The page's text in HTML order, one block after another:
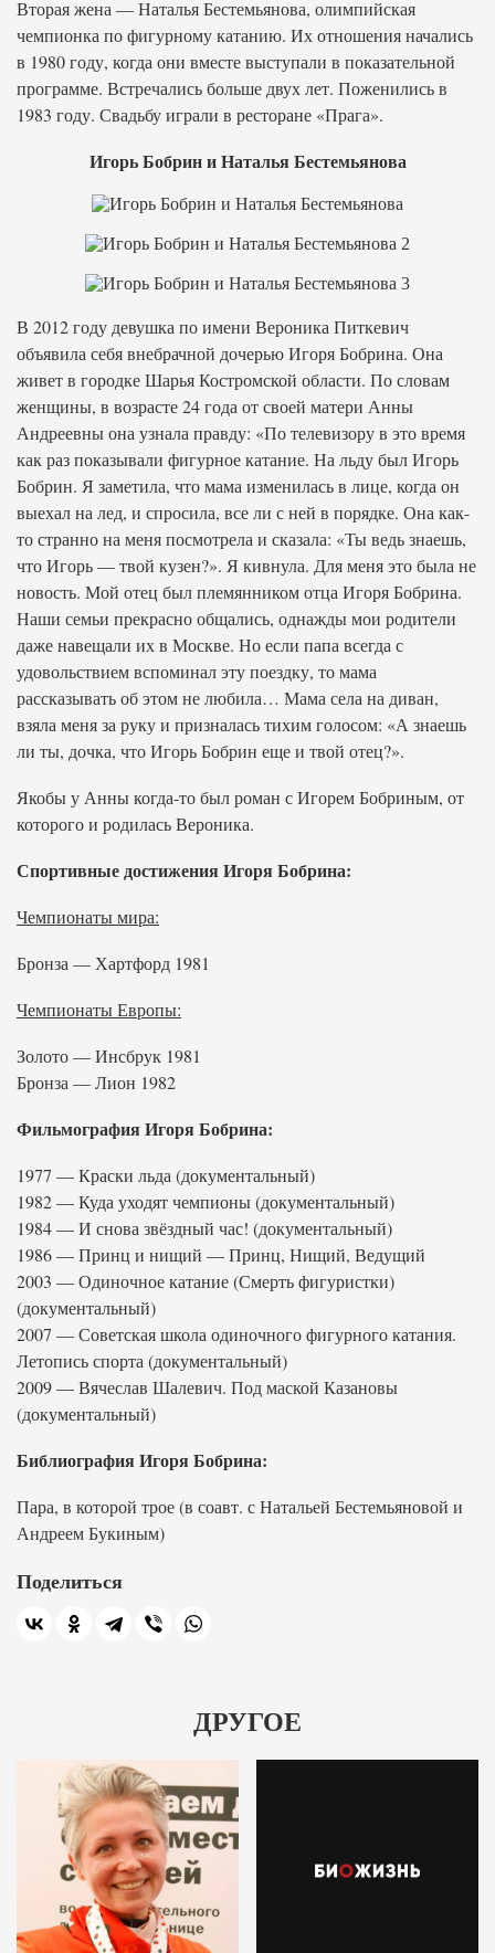
Вторая жена — Наталья Бестемьянова, олимпийская
чемпионка по фигурному катанию. Их отношения начались
в 1980 году, когда они вместе выступали в показательной
программе. Встречались больше двух лет. Поженились в
1983 году. Свадьбу играли в ресторане «Прага».
Игорь Бобрин и Наталья Бестемьянова
В 2012 году девушка по имени Вероника Питкевич
объявила себя внебрачной дочерью Игоря Бобрина. Она
живет в городке Шарья Костромской области. По словам
женщины, в возрасте 24 года от своей матери Анны
Андреевны она узнала правду: «По телевизору в это время
как раз показывали фигурное катание. На льду был Игорь
Бобрин. Я заметила, что мама изменилась в лице, когда он
выехал на лед, и спросила, все ли с ней в порядке. Она как-
то странно на меня посмотрела и сказала: «Ты ведь знаешь,
что Игорь — твой кузен?». Я кивнула. Для меня это была не
новость. Мой отец был племянником отца Игоря Бобрина.
Наши семьи прекрасно общались, однажды мои родители
даже навещали их в Москве. Но если папа всегда с
удовольствием вспоминал эту поездку, то мама
рассказывать об этом не любила… Мама села на диван,
взяла меня за руку и призналась тихим голосом: «А знаешь
ли ты, дочка, что Игорь Бобрин еще и твой отец?».
Якобы у Анны когда-то был роман с Игорем Бобриным, от
которого и родилась Вероника.
Спортивные достижения Игоря Бобрина:
Чемпионаты мира:
Бронза — Хартфорд 1981
Чемпионаты Европы:
Золото — Инсбрук 1981
Бронза — Лион 1982
Фильмография Игоря Бобрина:
1977 — Краски льда (документальный)
1982 — Куда уходят чемпионы (документальный)
1984 — И снова звёздный час! (документальный)
1986 — Принц и нищий — Принц, Нищий, Ведущий
2003 — Одиночное катание (Смерть фигуристки)
(документальный)
2007 — Советская школа одиночного фигурного катания.
Летопись спорта (документальный)
2009 — Вячеслав Шалевич. Под маской Казановы
(документальный)
Библиография Игоря Бобрина:
Пара, в которой трое (в соавт. с Натальей Бестемьяновой и
Андреем Букиным)
Поделиться
ДРУГОЕ